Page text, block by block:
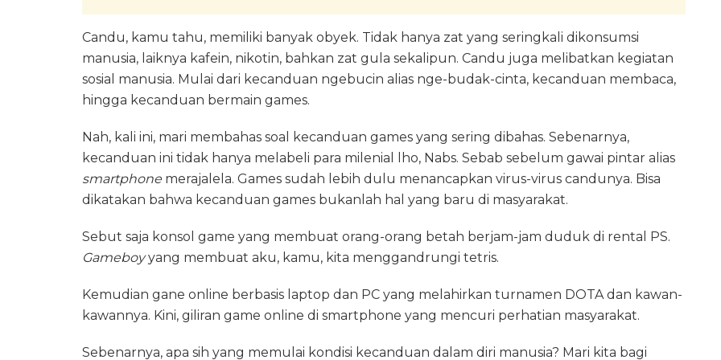
Candu, kamu tahu, memiliki banyak obyek. Tidak hanya zat yang seringkali dikonsumsi
manusia, laiknya kafein, nikotin, bahkan zat gula sekalipun. Candu juga melibatkan kegiatan
sosial manusia. Mulai dari kecanduan ngebucin alias nge-budak-cinta, kecanduan membaca,
hingga kecanduan bermain games.
Nah, kali ini, mari membahas soal kecanduan games yang sering dibahas. Sebenarnya,
kecanduan ini tidak hanya melabeli para milenial lho, Nabs. Sebab sebelum gawai pintar alias
smartphone merajalela. Games sudah lebih dulu menancapkan virus-virus candunya. Bisa
dikatakan bahwa kecanduan games bukanlah hal yang baru di masyarakat.
Sebut saja konsol game yang membuat orang-orang betah berjam-jam duduk di rental PS.
Gameboyyang membuat aku, kamu, kita menggandrungi tetris.
Kemudian gane online berbasis laptop dan PC yang melahirkan turnamen DOTA dan kawan-
kawannya. Kini, giliran game online di smartphone yang mencuri perhatian masyarakat.
Sebenarnya, apa sih yang memulai kondisi kecanduan dalam diri manusia? Mari kita bagi